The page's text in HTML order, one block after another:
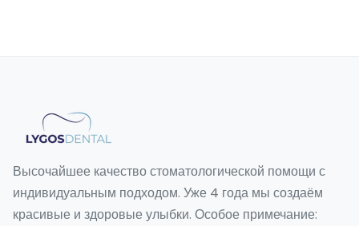
Высочайшее качество стоматологической помощи с
индивидуальным подходом. Уже 4 года мы создаём
красивые и здоровые улыбки. Особое примечание: